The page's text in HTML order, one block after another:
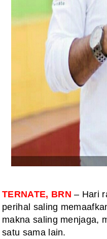
TERNATE, BRN – Hari
perihal saling
makna saling menjaga,
satu sama lain.